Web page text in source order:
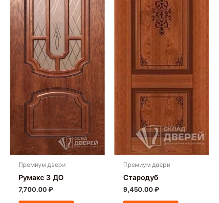
Премиум двери
Румакс 3 ДО
7,700.00₽
Премиум двери
Стародуб
9,450.00₽